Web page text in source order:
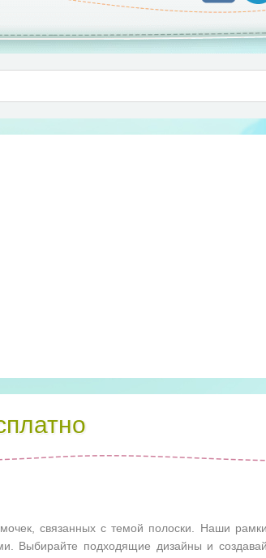
связанных с темой полоски. Наши
Выбирайте подходящие дизайны и